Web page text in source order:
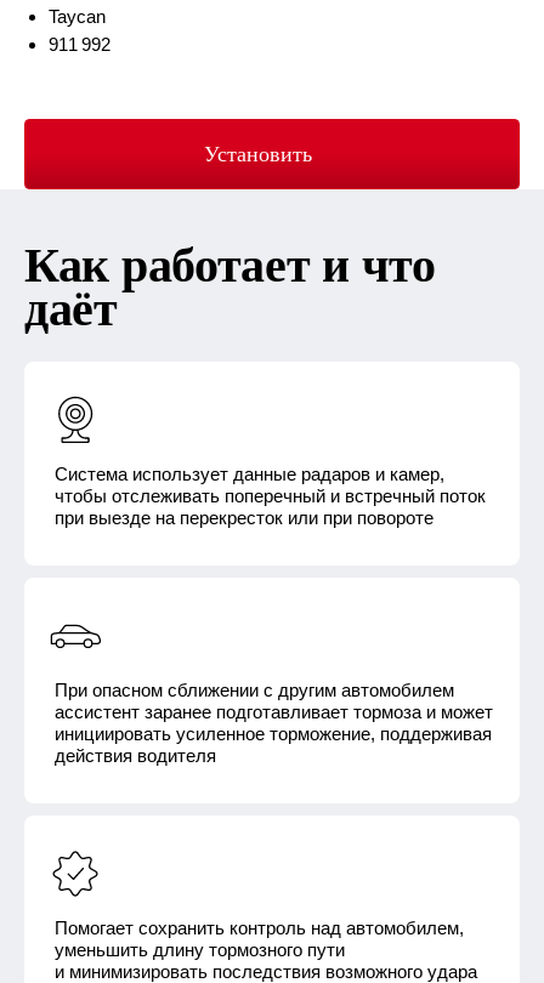
Taycan
911 992
Установить
Как работает и что
даёт
Система использует данные радаров и камер,
чтобы отслеживать поперечный и встречный поток
при выезде на перекресток или при повороте
При опасном сближении с другим автомобилем
ассистент заранее подготавливает тормоза и может
инициировать усиленное торможение, поддерживая
действия водителя
Помогает сохранить контроль над автомобилем,
уменьшить длину тормозного пути
и минимизировать последствия возможного удара